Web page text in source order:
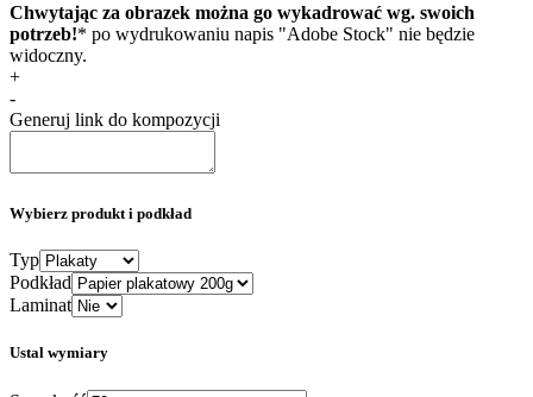
Chwytając za obrazek można go wykadrować wg. swoich
potrzeb!* po wydrukowaniu napis "Adobe Stock" nie będzie
widoczny.
+
-
Generuj link do kompozycji
Wybierz produkt i podkład
Typ
Podkład
Laminat
Ustal wymiary